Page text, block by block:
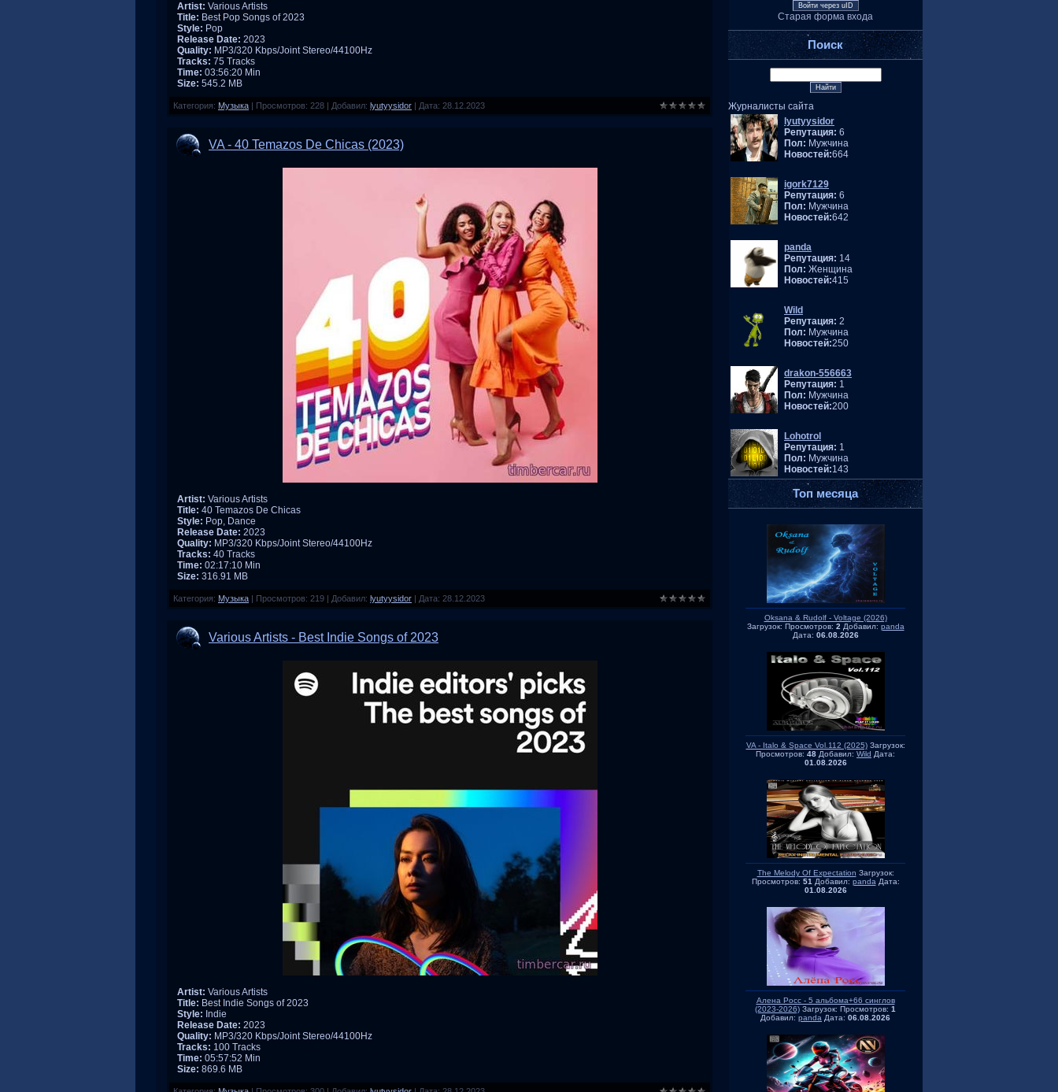
Artist: Various Artists
Title: Best Pop Songs of 2023
Style: Pop
Release Date: 2023
Quality: MP3/320 Kbps/Joint Stereo/44100Hz
Tracks: 75 Tracks
Time: 03:56:20 Min
Size: 545.2 MB
Категория: Музыка | Просмотров: 228 | Добавил: lyutyysidor | Дата: 28.12.2023
VA - 40 Temazos De Chicas (2023)
Artist: Various Artists
Title: 40 Temazos De Chicas
Style: Pop, Dance
Release Date: 2023
Quality: MP3/320 Kbps/Joint Stereo/44100Hz
Tracks: 40 Tracks
Time: 02:17:10 Min
Size: 316.91 MB
Категория: Музыка | Просмотров: 219 | Добавил: lyutyysidor | Дата: 28.12.2023
Various Artists - Best Indie Songs of 2023
Artist: Various Artists
Title: Best Indie Songs of 2023
Style: Indie
Release Date: 2023
Quality: MP3/320 Kbps/Joint Stereo/44100Hz
Tracks: 100 Tracks
Time: 05:57:52 Min
Size: 869.6 MB
Войти через uID
Старая форма входа
Поиск
Журналисты сайта
lyutyysidor
Репутация: 6
Пол: Мужчина
Новостей:664
igork7129
Репутация: 6
Пол: Мужчина
Новостей:642
panda
Репутация: 14
Пол: Женщина
Новостей:415
Wild
Репутация: 2
Пол: Мужчина
Новостей:250
drakon-556663
Репутация: 1
Пол: Мужчина
Новостей:200
Lohotrol
Репутация: 1
Пол: Мужчина
Новостей:143
Топ месяца
Oksana & Rudolf - Voltage (2026)
Загрузок: Просмотров: 2 Добавил: panda
Дата: 06.08.2026
VA - Italo & Space Vol.112 (2025)Загрузок:
Просмотров: 48 Добавил: Wild Дата:
01.08.2026
The Melody Of Expectation Загрузок:
Просмотров: 51 Добавил: panda Дата:
01.08.2026
Алена Росс - 5 альбома+66 синглов
(2023-2026) Загрузок: Просмотров: 1
Добавил: panda Дата: 06.08.2026